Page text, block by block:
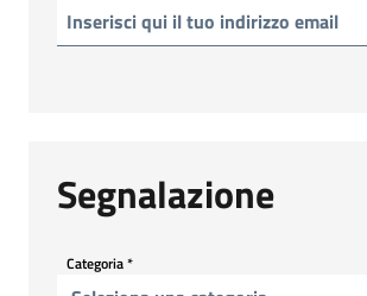
Segnalazione
Categoria*